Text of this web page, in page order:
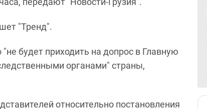
"Тренд".
будет приходить на допрос в Главную
органами" страны,
относительно постановления